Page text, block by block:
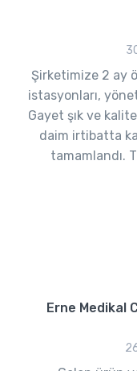
Şirketimize 2 ay
istasyonları,
Gayet şık ve
daim irtibatta
tamamlandı.
Erne Medikal